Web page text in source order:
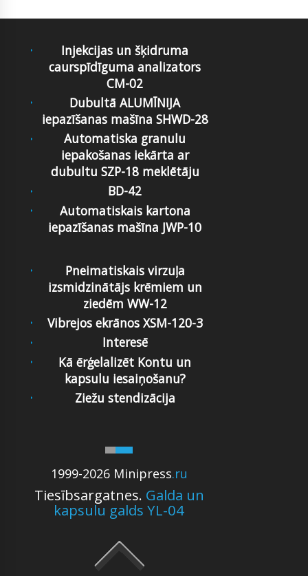
Injekcijas un šķidruma
caurspīdīguma analizators
CM-02
Dubultā ALUMĪNIJA
iepazīšanas mašīna SHWD-28
Automatiska granulu
iepakošanas iekārta ar
dubultu SZP-18 meklētāju
BD-42
Automatiskais kartona
iepazīšanas mašīna JWP-10
1999-2026 Minipress.ru
Tiesībsargatnes. Galda un
kapsulu galds YL-04
Pneimatiskais virzuļa
izsmidzinātājs krēmiem un
ziedēm WW-12
Vibrejos ekrānos XSM-120-3
Interesē
Kā ērģelalizēt Kontu un
kapsulu iesaiņošanu?
Ziežu stendizācija